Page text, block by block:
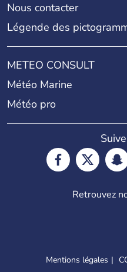
Nous contacter
Légende des
METEO CONSULT
Météo Marine
Météo pro
Retrouvez
Mentions légales